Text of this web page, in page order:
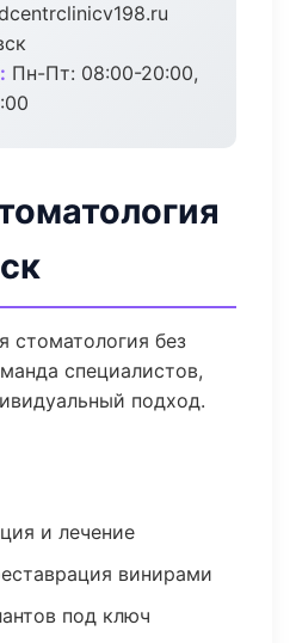
Пн-Пт: 08:00-20:00,
стоматология без
специалистов,
подход.
и лечение
винирами
под ключ